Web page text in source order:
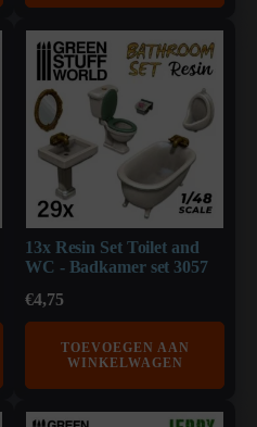
13x Resin Set Toilet and
WC - Badkamer set 3057
€4,75
TOEVOEGEN AAN
WINKELWAGEN